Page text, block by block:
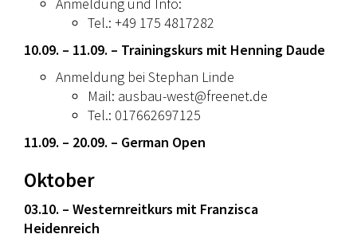
Tel.: +49 175 4817282
10.09. – 11.09. – Trainingskurs mit Henning Daude
Anmeldung bei Stephan Linde
Mail: ausbau-west@freenet.de
Tel.: 017662697125
11.09. – 20.09. – German Open
Oktober
03.10. – Westernreitkurs mit Franzisca
Heidenreich